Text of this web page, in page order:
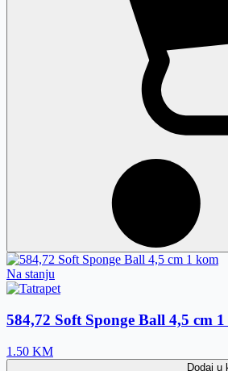
Na stanju
584,72 Soft Sponge Ball 4,5 cm
1.50 KM
Dodaj u